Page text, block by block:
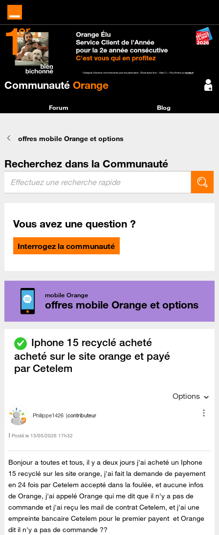
Communauté Orange
Forum Blog
offres mobile Orange et options
Recherchez dans la Communauté
Vous avez une question ?
Interrogez la communauté
mobile Orange
offres mobile Orange et options
Iphone 15 recyclé acheté
acheté sur le site orange et payé
par Cetelem
Options
Philippe1426 contributeur
Posté le ‎13/05/2026 17h32
Bonjour a toutes et tous, il y a deux jours j'ai acheté un Iphone
15 recyclé sur les site orange, j'ai fait la demande de payement
en 24 fois par Cetelem accepté dans la foulée, et aucune infos
de Orange, j'ai appelé Orange qui me dit que il n'y a pas de
commande et j'ai reçu les mail de contrat Cetelem, et j'ai une
empreinte bancaire Cetelem pour le premier payent et Orange
dit il n'y a pas de commande ??